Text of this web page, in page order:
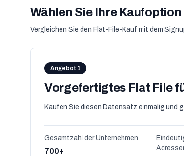
Wählen Sie Ihre Kaufoption
Vergleichen Sie den Flat-File-Kauf mit dem
Angebot 1
Vorgefertigtes Flat File
Kaufen Sie diesen Datensatz einmalig und
Gesamtzahl der Unternehmen
700+